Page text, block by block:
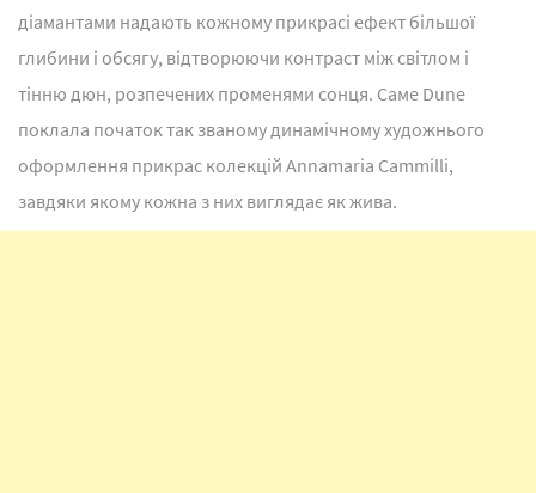
діамантами надають кожному прикрасі ефект більшої
глибини і обсягу, відтворюючи контраст між світлом і
тінню дюн, розпечених променями сонця. Саме Dune
поклала початок так званому динамічному художнього
оформлення прикрас колекцій Annamaria Cammilli,
завдяки якому кожна з них виглядає як жива.